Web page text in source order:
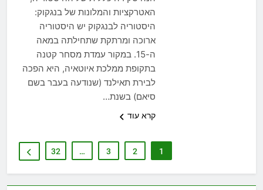
האטרקציות והמלונות של בנגקוק:
היסטוריה לבנגקוק יש היסטוריה
ארוכה ומרתקת שתחילתה במאה
ה-15. במקור עמדת מסחר קטנה
בתקופת ממלכת איוטאיה, היא הפכה
לבירת תאילנד (שנודעה בעבר בשם
סיאם) בשנת…
קרא עוד
1
2
3
…
32